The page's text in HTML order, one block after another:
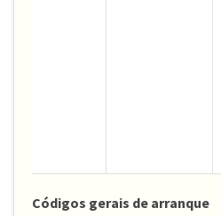
Códigos gerais de arranque